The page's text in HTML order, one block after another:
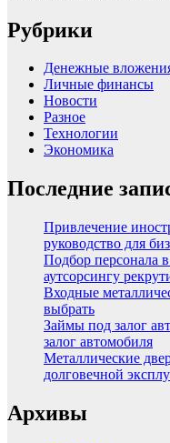
Рубрики
Денежные
Личные финансы
Новости
Разное
Технологии
Экономика
Последние
Привлечение
руководство для
Подбор персонала
аутсорсингу
Входные
выбрать
Займы под залог
залог автомобиля
Металлические
долговечной
Архивы